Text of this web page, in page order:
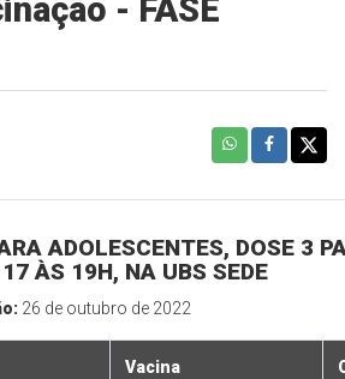
- FASE
ADOLESCENTES, DOSE 3
ÀS 19H, NA UBS SEDE
26 de outubro de 2022
Vacina